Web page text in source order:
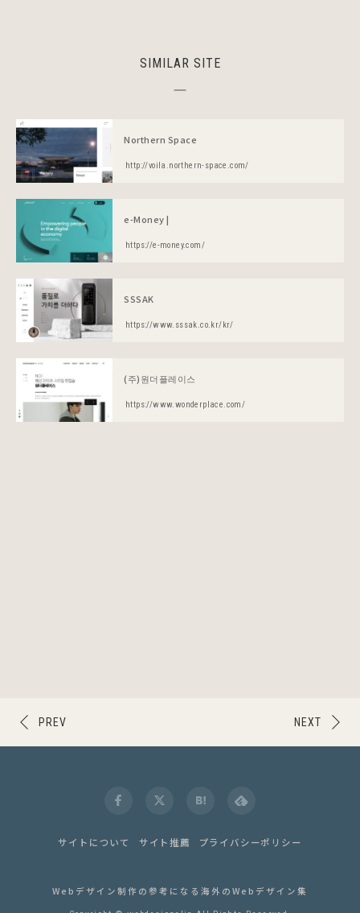
SIMILAR SITE
Northern Space
http://voila.northern-space.com/
e-Money |
https://e-money.com/
SSSAK
https://www.sssak.co.kr/kr/
(주)원더플레이스
https://www.wonderplace.com/
NEXT
PREV
サイトについて サイト推薦 プライバシーポリシー
Webデザイン制作の参考になる海外のWebデザイン集